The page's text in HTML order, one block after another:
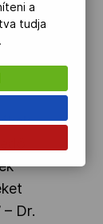
a
Dr.
a
tudja